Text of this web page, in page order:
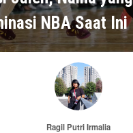
NBA Saat Ini
Ragil Putri Irmalia